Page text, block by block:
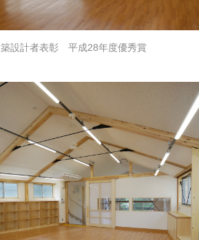
設計者表彰 平成28年度優秀賞